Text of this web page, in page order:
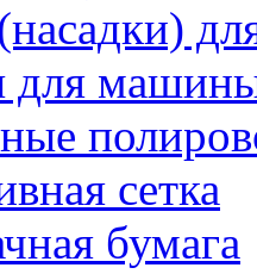
сетка
бумага